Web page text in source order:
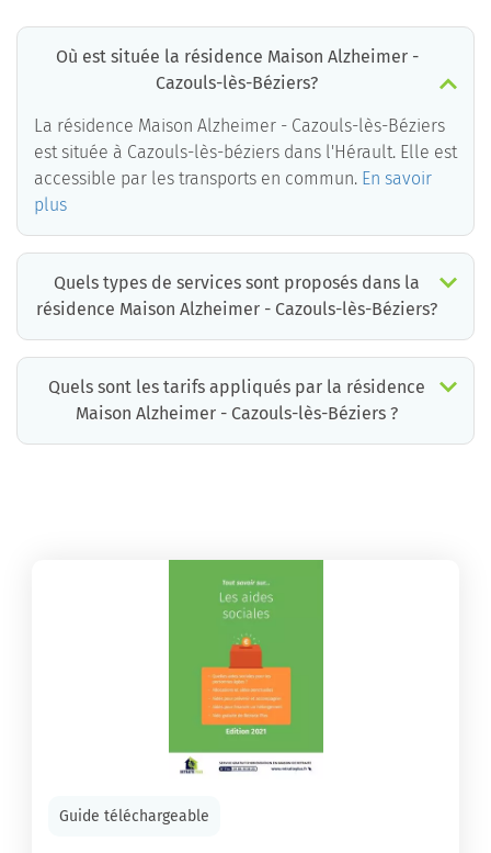
Où est située la résidence Maison Alzheimer -
Cazouls-lès-Béziers?
La résidence Maison Alzheimer - Cazouls-lès-Béziers
est située à Cazouls-lès-béziers dans l'Hérault. Elle est
accessible par les transports en commun. En savoir
plus
Quels types de services sont proposés dans la
résidence Maison Alzheimer - Cazouls-lès-Béziers?
Quels sont les tarifs appliqués par la résidence
Maison Alzheimer - Cazouls-lès-Béziers ?
Guide téléchargeable